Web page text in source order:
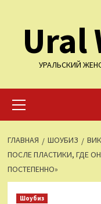
содержимому
Ural
УРАЛЬСКИЙ
меню
ГЛАВНАЯ ШОУБИЗ
ПОСЛЕ ПЛАСТИКИ, ГДЕ
ПОСТЕПЕННО»
Шоубиз